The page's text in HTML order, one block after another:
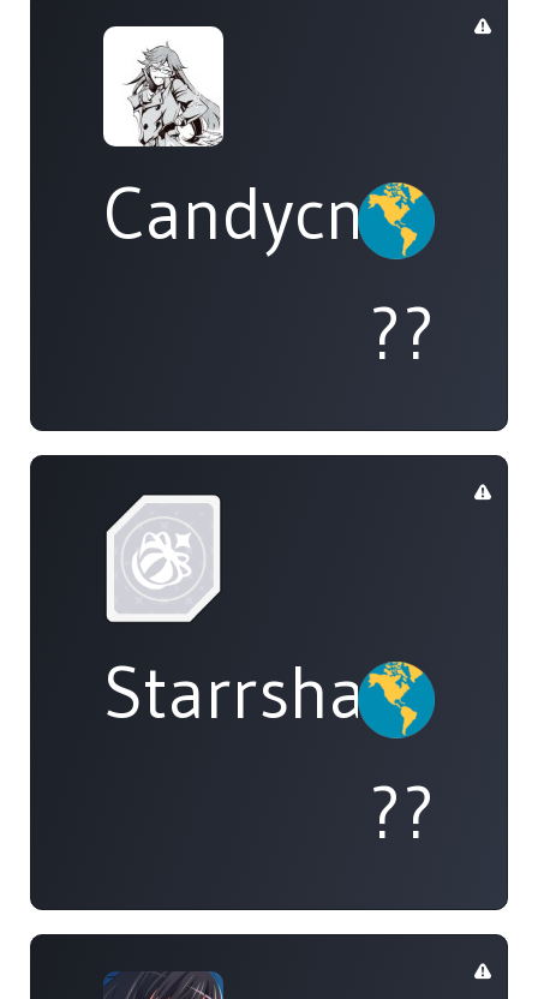
Candycne50
??
Starrshard
??